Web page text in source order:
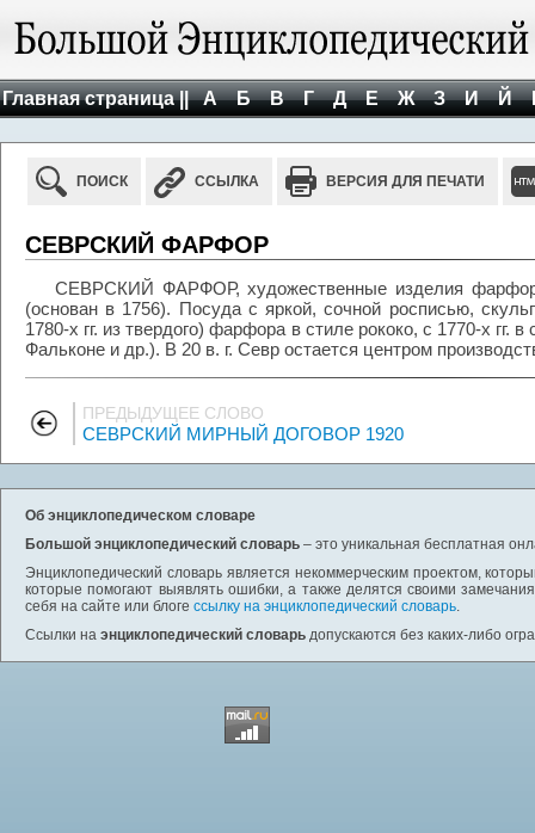
Главная страница || А Б В Г Д Е Ж З И Й
ПОИСК ССЫЛКА ВЕРСИЯ ДЛЯ ПЕЧАТИ
СЕВРСКИЙ ФАРФОР
СЕВРСКИЙ ФАРФОР, художественные изделия
(основан в 1756). Посуда с яркой, сочной росписью,
1780-х гг. из твердого) фарфора в стиле рококо, с 1770-х
Фальконе и др.). В 20 в. г. Севр остается центром
ПРЕДЫДУЩЕЕ СЛОВО
СЕВРСКИЙ МИРНЫЙ ДОГОВОР 1920
Об энциклопедическом словаре
Большой энциклопедический словарь – это уникальная бесплатная
Энциклопедический словарь является некоммерческим проектом,
которые помогают выявлять ошибки, а также делятся своими
себя на сайте или блоге ссылку на энциклопедический словарь.
Ссылки на энциклопедический словарь допускаются без каких-либо